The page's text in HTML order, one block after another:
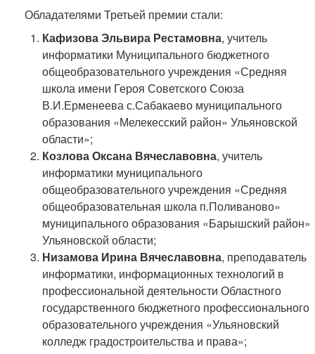
Обладателями Третьей премии стали:
Кафизова Эльвира Рестамовна, учитель
информатики Муниципального бюджетного
общеобразовательного учреждения «Средняя
школа имени Героя Советского Союза
В.И.Ерменеева с.Сабакаево муниципального
образования «Мелекесский район» Ульяновской
области»;
Козлова Оксана Вячеславовна, учитель
информатики муниципального
общеобразовательного учреждения «Средняя
общеобразовательная школа п.Поливаново»
муниципального образования «Барышский район»
Ульяновской области;
Низамова Ирина Вячеславовна, преподаватель
информатики, информационных технологий в
профессиональной деятельности Областного
государственного бюджетного профессионального
образовательного учреждения «Ульяновский
колледж градостроительства и права»;